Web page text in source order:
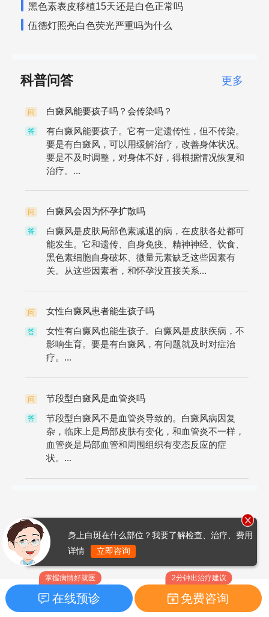
黑色素表皮移植15天还是白色正常吗
伍德灯照亮白色荧光严重吗为什么
科普问答 更多
问 白癜风能要孩子吗？会传染吗？
答
有白癜风能要孩子。它有一定遗传性，但不传染。
要是有白癜风，可以用缓解治疗，改善身体状况。
要是不及时调整，对身体不好，得根据情况恢复和
治疗。...
问 白癜风会因为怀孕扩散吗
答
白癜风是皮肤局部色素减退的病，在皮肤各处都可
能发生。它和遗传、自身免疫、精神神经、饮食、
黑色素细胞自身破坏、微量元素缺乏这些因素有
关。从这些因素看，和怀孕没直接关系...
问 女性白癜风患者能生孩子吗
答
女性有白癜风也能生孩子。白癜风是皮肤疾病，不
影响生育。要是有白癜风，有问题就及时对症治
疗。...
问 节段型白癜风是血管炎吗
答
节段型白癜风不是血管炎导致的。白癜风病因复
杂，临床上是局部皮肤有变化，和血管炎不一样，
血管炎是局部血管和周围组织有变态反应的症
状。...
掌握病情好就医
在线预诊
2分钟出治疗建议
免费咨询
身上白斑在什么部位？我要了解检查、治疗、费用
详情
立即咨询